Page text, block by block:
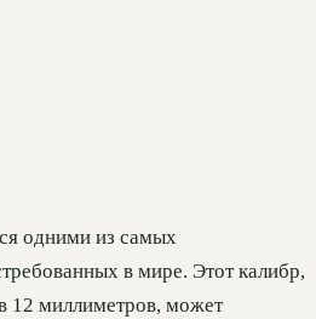
одними из самых
в мире. Этот калибр,
12 миллиметров, может